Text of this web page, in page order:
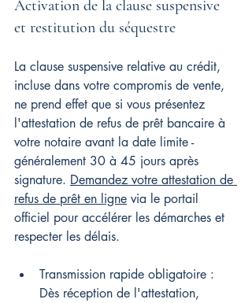
Activation de la clause suspensive
et restitution du séquestre
La clause suspensive relative au crédit,
incluse dans votre compromis de vente,
ne prend effet que si vous présentez
l'attestation de refus de prêt bancaire à
votre notaire avant la date limite -
généralement 30 à 45 jours après
signature. Demandez votre attestation de
refus de prêt en ligne via le portail
officiel pour accélérer les démarches et
respecter les délais.
Transmission rapide obligatoire :
Dès réception de l'attestation,